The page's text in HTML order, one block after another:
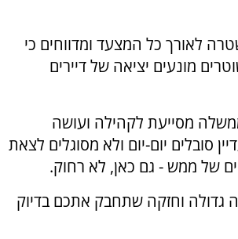
לאורך כל המצעד ומדווחים כי
מונעים יציאה של דיירים
מסייעת לקהילה ועושה
סובלים יום-יום ולא מסוגלים לצאת
של ממש - גם כאן, לא רחוק.
גדולה וחזקה שתחבק אתכם בדיוק